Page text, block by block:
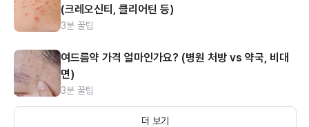
(크레오신티, 클리어틴 등)
3분 꿀팁
여드름약 가격 얼마인가요? (병원 처방 vs 약국, 비대
면)
3분 꿀팁
더 보기